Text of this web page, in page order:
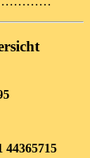
44365715